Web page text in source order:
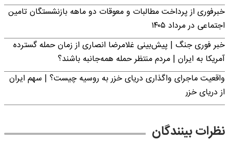
خبرفوری از پرداخت مطالبات و معوقات دو ماهه بازنشستگان تامین
اجتماعی در مرداد ۱۴۰۵
خبر فوری جنگ | پیش‌بینی غلامرضا انصاری از زمان حمله گسترده
آمریکا به ایران | مردم منتظر حمله همه‌جانبه باشند؟
واقعیت ماجرای واگذاری دریای خزر به روسیه چیست؟ | سهم ایران
از دریای خزر
نظرات بینندگان